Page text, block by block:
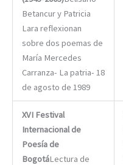
Betancur y Patricia
Lara reflexionan
sobre dos poemas de
María Mercedes
Carranza- La patria- 18
de agosto de 1989
XVI Festival
Internacional de
Poesía de
BogotáLectura de